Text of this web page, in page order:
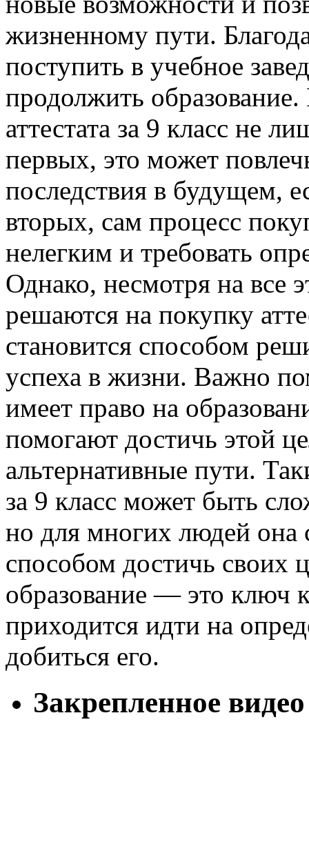
жизненному пути.
поступить в учебное
продолжить
аттестата за 9 класс не
первых, это может
последствия в будущем,
вторых, сам процесс
нелегким и требовать
Однако, несмотря на все
решаются на покупку
становится способом
успеха в жизни. Важно
имеет право на
помогают достичь этой
альтернативные пути.
за 9 класс может быть
но для многих людей она
способом достичь своих
образование — это ключ
приходится идти на
добиться его.
Закрепленное видео